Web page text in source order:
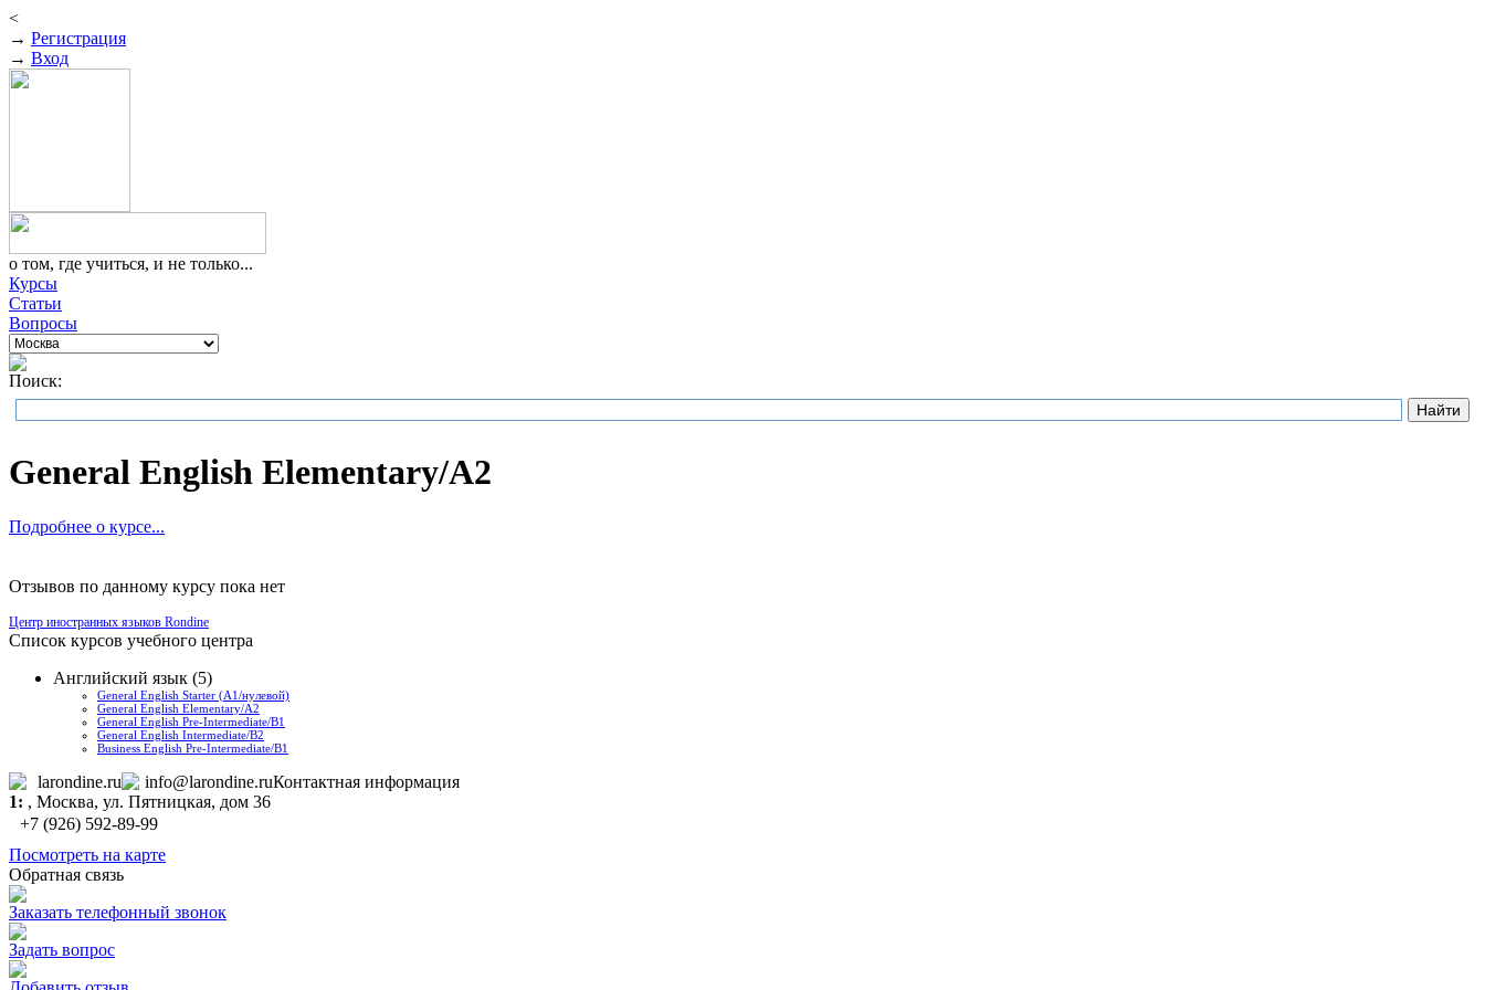
<
→ Регистрация
→ Вход
о том, где учиться, и не только...
Курсы
Статьи
Вопросы
Поиск:
General English Elementary/А2
Подробнее о курсе...
Отзывов по данному курсу пока нет
Центр иностранных языков Rondine
Список курсов учебного центра
Английский язык (5)
General English Starter (А1/нулевой)
General English Elementary/А2
General English Pre-Intermediate/B1
General English Intermediate/B2
Business English Pre-Intermediate/B1
larondine.ru info@larondine.ruКонтактная информация
1: , Москва, ул. Пятницкая, дом 36
+7 (926) 592-89-99
Посмотреть на карте
Обратная связь
Заказать телефонный звонок
Задать вопрос